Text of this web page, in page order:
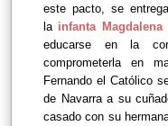
este pacto, se
la infanta Magdalena
educarse en la
comprometerla en
Fernando el Católico
de Navarra a su
casado con su